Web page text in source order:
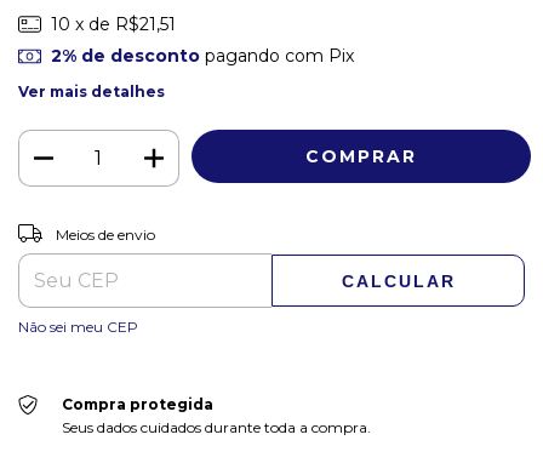
10 x de R$21,51
2% de descontopagando com Pix
Ver mais detalhes
Entregas para o CEP:
Meios de envio
CALCULAR
Não sei meu CEP
Compra protegida
Seus dados cuidados durante toda a compra.